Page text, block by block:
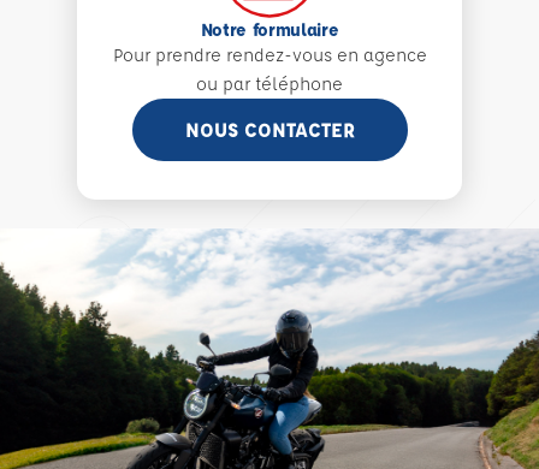
Notre formulaire
Pour prendre rendez-vous en agence
ou par téléphone
NOUS CONTACTER